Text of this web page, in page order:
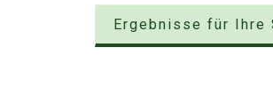
Ergebnisse für Ihre